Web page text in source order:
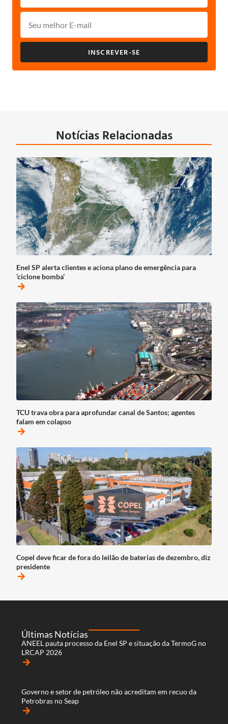
INSCREVER-SE
Notícias Relacionadas
Enel SP alerta clientes e aciona plano de emergência para
‘ciclone bomba’
arrow_forward
TCU trava obra para aprofundar canal de Santos; agentes
falam em colapso
arrow_forward
Copel deve ficar de fora do leilão de baterias de dezembro, diz
presidente
arrow_forward
Últimas Notícias
ANEEL pauta processo da Enel SP e situação da TermoG no
LRCAP 2026
arrow_forward
Governo e setor de petróleo não acreditam em recuo da
Petrobras no Seap
arrow_forward